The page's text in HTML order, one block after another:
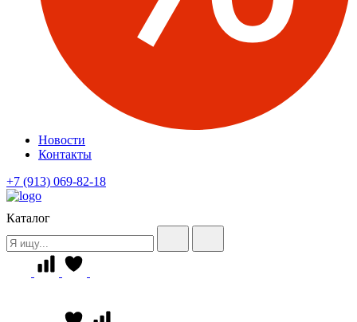
Новости
Контакты
+7 (913) 069-82-18
Каталог